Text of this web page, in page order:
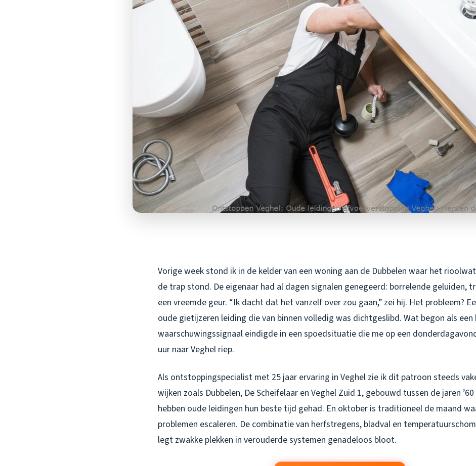
Vorige week stond ik in de kelder van een woning aan de Dubbelen waar het
de trap stond. De eigenaar had al dagen signalen genegeerd: borrelende geluiden,
een vreemde geur. “Ik dacht dat het vanzelf over zou gaan,” zei hij. Het probleem?
oude gietijzeren leiding die van binnen volledig was dichtgeslibd. Wat begon als een
waarschuwingssignaal eindigde in een spoedsituatie die me op een
uur naar Veghel riep.
Als ontstoppingspecialist met 25 jaar ervaring in Veghel zie ik dit patroon steeds
wijken zoals Dubbelen, De Scheifelaar en Veghel Zuid 1, gebouwd tussen de jaren ’60
hebben oude leidingen hun beste tijd gehad. En oktober is traditioneel de maand
problemen escaleren. De combinatie van herfstregens, bladval en
legt zwakke plekken in verouderde systemen genadeloos bloot.